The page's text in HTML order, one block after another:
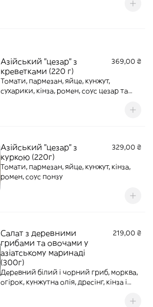
Азійський "цезар" з
креветками (220 г)
369,00 ₴
Томати, пармезан, яйце, кунжут,
сухарики, кінза, ромен, соус цезар та
Азійський "цезар" з
куркою (220г)
329,00 ₴
Томати, пармезан, яйце, кунжут, кінза,
ромен, соус понзу
Салат з деревними
грибами та овочами у
азіатському маринаді
(300г)
219,00 ₴
Деревний білий і чорний гриб, морква,
огірок, кунжутна олія, дресінг, кінза і